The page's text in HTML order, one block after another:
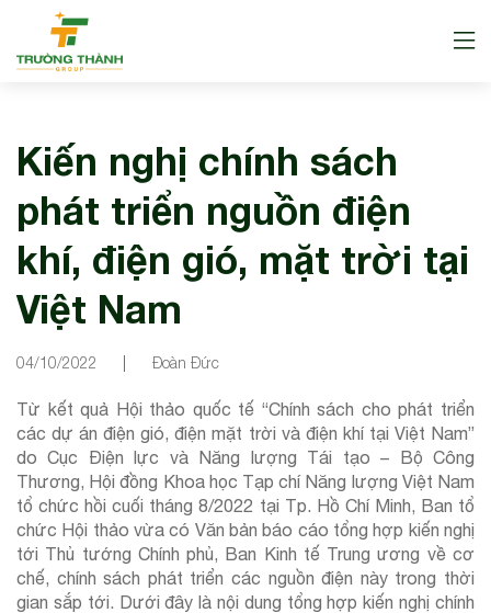
Kiến nghị chính sách
phát triển nguồn điện
khí, điện gió, mặt trời tại
Việt Nam
04/10/2022 Đoàn Đức
Từ kết quả Hội thảo quốc tế “Chính sách cho phát triển
các dự án điện gió, điện mặt trời và điện khí tại Việt Nam”
do Cục Điện lực và Năng lượng Tái tạo – Bộ Công
Thương, Hội đồng Khoa học Tạp chí Năng lượng Việt Nam
tổ chức hồi cuối tháng 8/2022 tại Tp. Hồ Chí Minh, Ban tổ
chức Hội thảo vừa có Văn bản báo cáo tổng hợp kiến nghị
tới Thủ tướng Chính phủ, Ban Kinh tế Trung ương về cơ
chế, chính sách phát triển các nguồn điện này trong thời
gian sắp tới. Dưới đây là nội dung tổng hợp kiến nghị chính